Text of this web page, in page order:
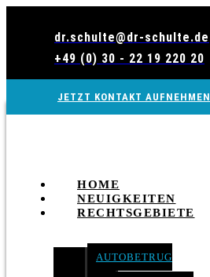
dr.schulte@dr-schulte.de
+49 (0) 30 - 22 19 220 20
JETZT KONTAKT AUFNEHMEN
HOME
NEUIGKEITEN
RECHTSGEBIETE
AUTOBETRUG